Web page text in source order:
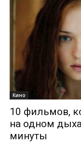
Кино
10 фильмов,
на одном
минуты